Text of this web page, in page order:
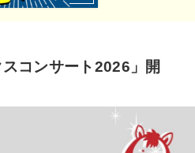
スコンサート2026」開